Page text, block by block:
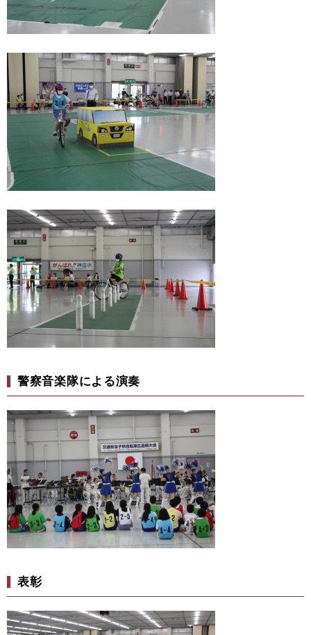
警察音楽隊による演奏
表彰